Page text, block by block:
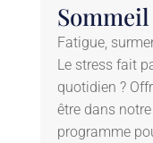
Fatigue,
Le stress fait
quotidien ?
être dans
programme